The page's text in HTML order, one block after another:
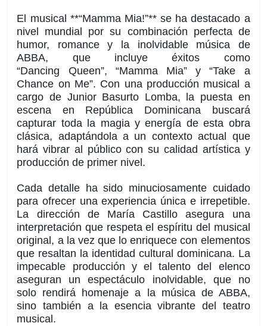
El musical **“MammaMia!”** se ha destacado a
nivel mundial por su combinación perfecta de
humor, romance y la inolvidable música de
ABBA, que incluye éxitos como
“Dancing Queen”, “MammaMia” y “Take a
Chance on Me”. Con una producción musical a
cargo de Junior Basurto Lomba, la puesta en
escena en República Dominicana buscará
capturar toda la magia y energía de esta obra
clásica, adaptándola a un contexto actual que
hará vibrar al público con su calidad artística y
producción de primer nivel.
Cada detalle ha sido minuciosamente cuidado
para ofrecer una experiencia única e irrepetible.
La dirección de María Castillo asegura una
interpretación que respeta el espíritu del musical
original, a la vez que lo enriquece con elementos
que resaltan la identidad cultural dominicana. La
impecable producción y el talento del elenco
aseguran un espectáculo inolvidable, que no
solo rendirá homenaje a la música de ABBA,
sino también a la esencia vibrante del teatro
musical.